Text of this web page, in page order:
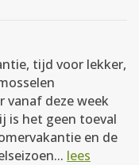
tijd voor lekker,
vanaf deze week
is het geen toeval
en de
lees